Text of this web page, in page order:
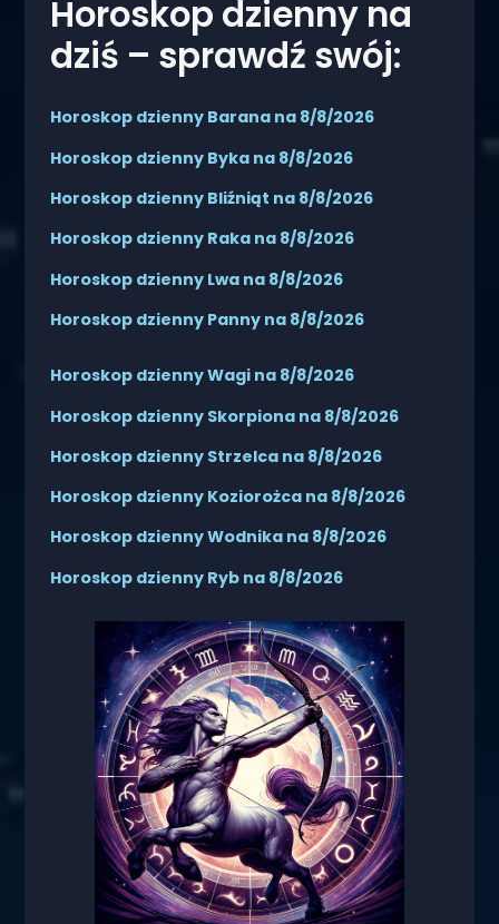
Horoskop dzienny na
dziś – sprawdź swój:
Horoskop dzienny Barana na 8/8/2026
Horoskop dzienny Byka na 8/8/2026
Horoskop dzienny Bliźniąt na 8/8/2026
Horoskop dzienny Raka na 8/8/2026
Horoskop dzienny Lwa na 8/8/2026
Horoskop dzienny Panny na 8/8/2026
Horoskop dzienny Wagi na 8/8/2026
Horoskop dzienny Skorpiona na 8/8/2026
Horoskop dzienny Strzelca na 8/8/2026
Horoskop dzienny Koziorożca na 8/8/2026
Horoskop dzienny Wodnika na 8/8/2026
Horoskop dzienny Ryb na 8/8/2026